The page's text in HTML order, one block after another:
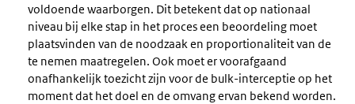
voldoende waarborgen. Dit betekent dat op nationaal
niveau bij elke stap in het proces een beoordeling moet
plaatsvinden van de noodzaak en proportionaliteit van de
te nemen maatregelen. Ook moet er voorafgaand
onafhankelijk toezicht zijn voor de bulk-interceptie op het
moment dat het doel en de omvang ervan bekend worden.